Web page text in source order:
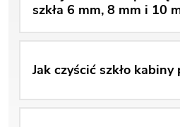
szkła 6 mm, 8 mm i 10
Jak czyścić szkło